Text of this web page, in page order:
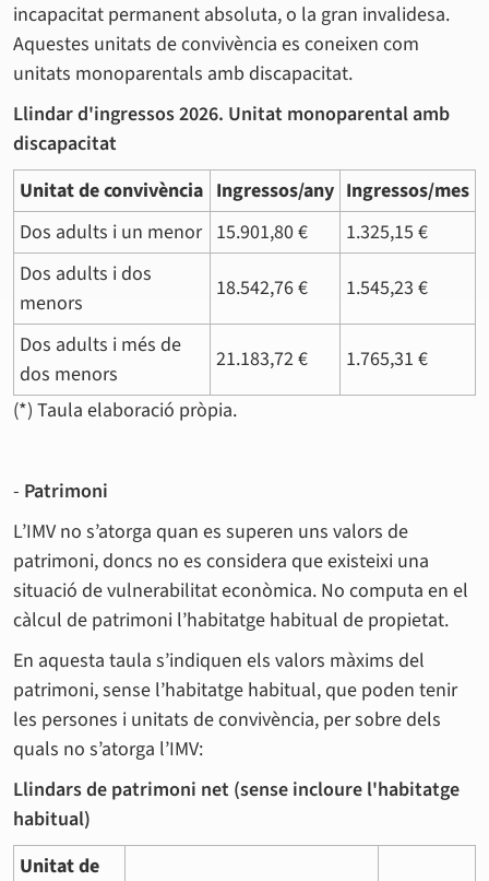
incapacitat permanent absoluta, o la gran invalidesa.
Aquestes unitats de convivència es coneixen com
unitats monoparentals amb discapacitat.
Llindar d'ingressos 2026. Unitat monoparental amb
discapacitat
Unitat de convivència Ingressos/any Ingressos/mes
Dos adults i un menor 15.901,80 €
1.325,15 €
Dos adults i dos
menors
18.542,76 € 1.545,23 €
Dos adults i més de
dos menors
21.183,72 €
1.765,31 €
(*) Taula elaboració pròpia.
- Patrimoni
L’IMV no s’atorga quan es superen uns valors de
patrimoni, doncs no es considera que existeixi una
situació de vulnerabilitat econòmica. No computa en el
càlcul de patrimoni l’habitatge habitual de propietat.
En aquesta taula s’indiquen els valors màxims del
patrimoni, sense l’habitatge habitual, que poden tenir
les persones i unitats de convivència, per sobre dels
quals no s’atorga l’IMV:
Llindars de patrimoni net (sense incloure l'habitatge
habitual)
Unitat de